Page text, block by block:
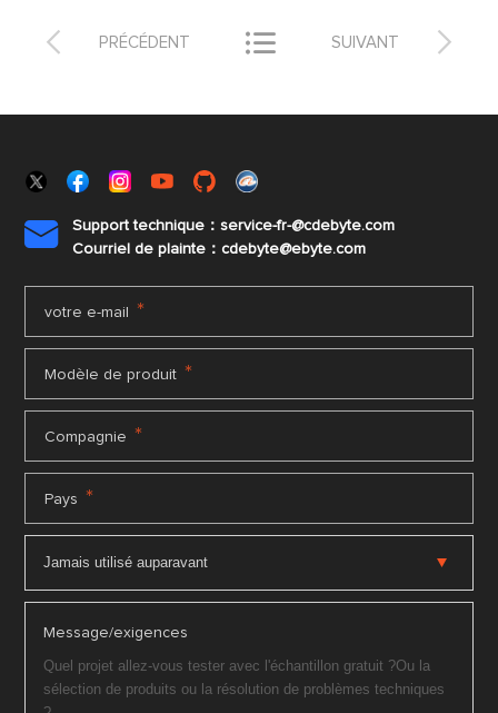
 PRÉCÉDENT  
SUIVANT

Support technique：service-fr-@cdebyte.com
Courriel de plainte：cdebyte@ebyte.com
votre e-mail *
Modèle de produit *
Compagnie *
Pays *
Message/exigences